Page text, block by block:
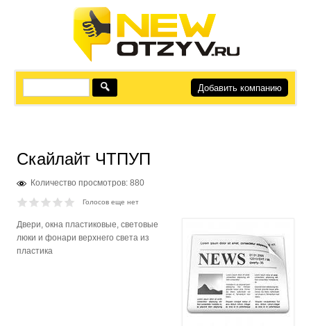
Добавить компанию
Скайлайт ЧТПУП
Количество просмотров: 880
Голосов еще нет
Двери, окна пластиковые, световые
люки и фонари верхнего света из
пластика